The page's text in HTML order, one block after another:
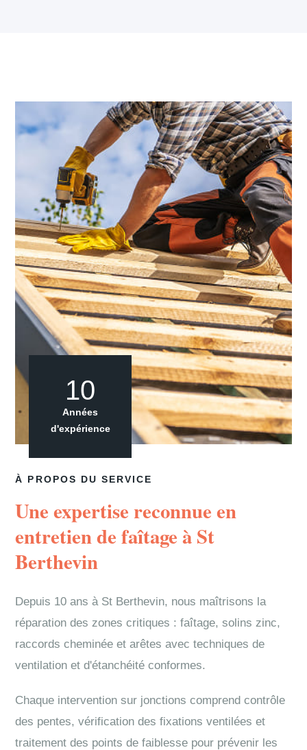
À PROPOS DU SERVICE
Une expertise reconnue en
entretien de faîtage à St
Berthevin
Depuis 10 ans à St Berthevin, nous maîtrisons la
réparation des zones critiques : faîtage, solins zinc,
raccords cheminée et arêtes avec techniques de
ventilation et d'étanchéité conformes.
Chaque intervention sur jonctions comprend contrôle
des pentes, vérification des fixations ventilées et
traitement des points de faiblesse pour prévenir les
10
Années
d'expérience